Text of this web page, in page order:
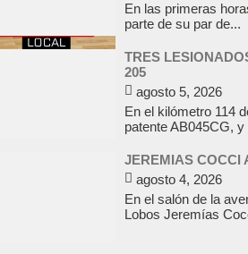
En las primeras
parte de su par de...
TRES
205
agosto 5, 2026
En el kilómetro 114
patente AB045CG,
JEREMIAS COCCI
agosto 4, 2026
En el salón de la
Lobos Jeremías